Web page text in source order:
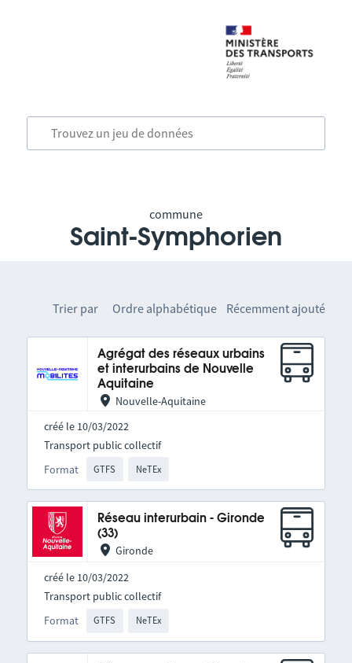
commune
Saint-Symphorien
Trier par Ordre alphabétique Récemment ajouté
Agrégat des réseaux urbains
et interurbains de Nouvelle
Aquitaine
Nouvelle-Aquitaine
créé le 10/03/2022
Format GTFS NeTEx
Transport public collectif
Réseau interurbain - Gironde
(33)
Gironde
créé le 10/03/2022
Format GTFS NeTEx
Transport public collectif